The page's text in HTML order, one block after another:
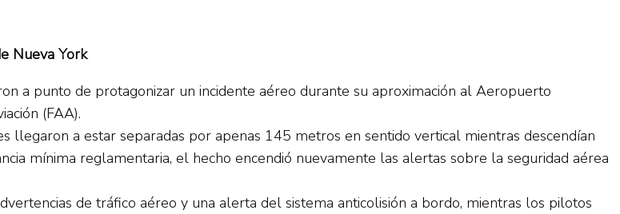
Nueva York
a punto de protagonizar un incidente aéreo durante su aproximación al Aeropuerto
(FAA).
llegaron a estar separadas por apenas 145 metros en sentido vertical mientras descendían
mínima reglamentaria, el hecho encendió nuevamente las alertas sobre la seguridad aérea
de tráfico aéreo y una alerta del sistema anticolisión a bordo, mientras los pilotos